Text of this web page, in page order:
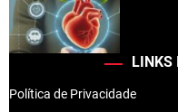
LINKS
Política de Privacidade